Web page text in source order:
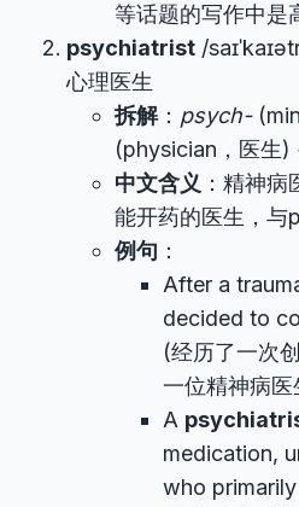
等话题的写作中是
psychiatrist /
心理医生
拆解： psych-
(physician，医生)
中文含义 ：精神
能开药的医生，
例句 ：
After a
decided to
(经历了一次
一位精神病医
A
medication,
who